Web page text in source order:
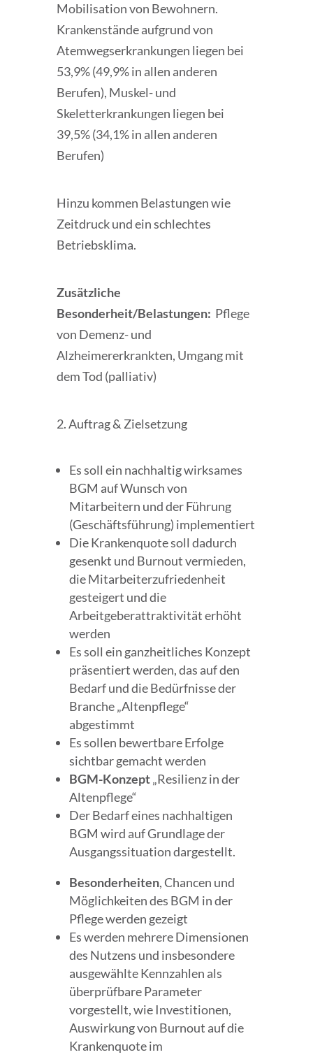
Mobilisation von Bewohnern.
Krankenstände aufgrund von
Atemwegserkrankungen liegen bei
53,9% (49,9% in allen anderen
Berufen), Muskel- und
Skeletterkrankungen liegen bei
39,5% (34,1% in allen anderen
Berufen)
Hinzu kommen Belastungen wie
Zeitdruck und ein schlechtes
Betriebsklima.
Zusätzliche
Besonderheit/Belastungen: Pflege
von Demenz- und
Alzheimererkrankten, Umgang mit
dem Tod (palliativ)
2. Auftrag & Zielsetzung
Es soll ein nachhaltig wirksames
BGM auf Wunsch von
Mitarbeitern und der Führung
(Geschäftsführung) implementiert
Die Krankenquote soll dadurch
gesenkt und Burnout vermieden,
die Mitarbeiterzufriedenheit
gesteigert und die
Arbeitgeberattraktivität erhöht
werden
Es soll ein ganzheitliches Konzept
präsentiert werden, das auf den
Bedarf und die Bedürfnisse der
Branche „Altenpflege“
abgestimmt
Es sollen bewertbare Erfolge
sichtbar gemacht werden
BGM-Konzept„Resilienz in der
Altenpflege“
Der Bedarf eines nachhaltigen
BGM wird auf Grundlage der
Ausgangssituation dargestellt.
Besonderheiten, Chancen und
Möglichkeiten des BGM in der
Pflege werden gezeigt
Es werden mehrere Dimensionen
des Nutzens und insbesondere
ausgewählte Kennzahlen als
überprüfbare Parameter
vorgestellt, wie Investitionen,
Auswirkung von Burnout auf die
Krankenquote im